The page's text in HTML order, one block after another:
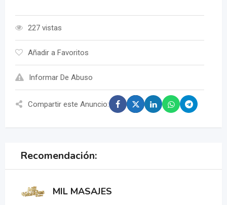
227 vistas
Añadir a Favoritos
Informar De Abuso
Compartir este Anuncio:
Recomendación:
MIL MASAJES